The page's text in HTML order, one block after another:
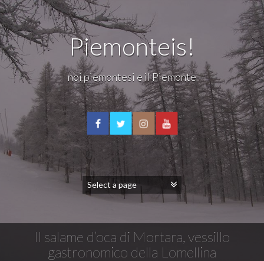
Piemonteis!
noi piemontesi e il Piemonte
Il salame d’oca di Mortara, vessillo
gastronomico della Lomellina